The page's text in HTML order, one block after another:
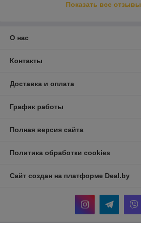
Показать все отзывы
О нас
Контакты
Доставка и оплата
График работы
Полная версия сайта
Политика обработки cookies
Сайт создан на платформе Deal.by